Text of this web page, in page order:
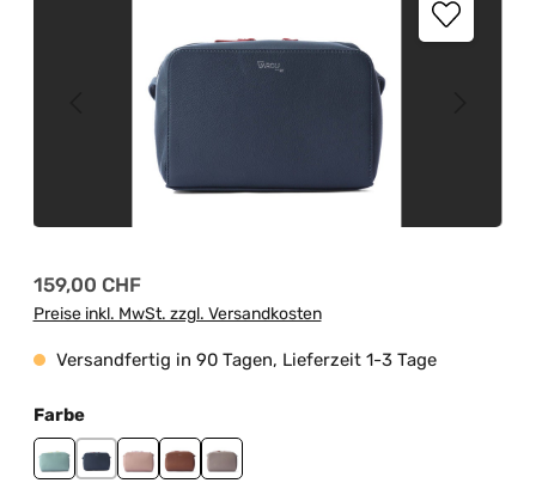
Regulärer Preis:
159,00 CHF
Preise inkl. MwSt. zzgl. Versandkosten
Versandfertig in 90 Tagen, Lieferzeit 1-3 Tage
Farbeauswählen
mint navypeach pastel
tan taupe